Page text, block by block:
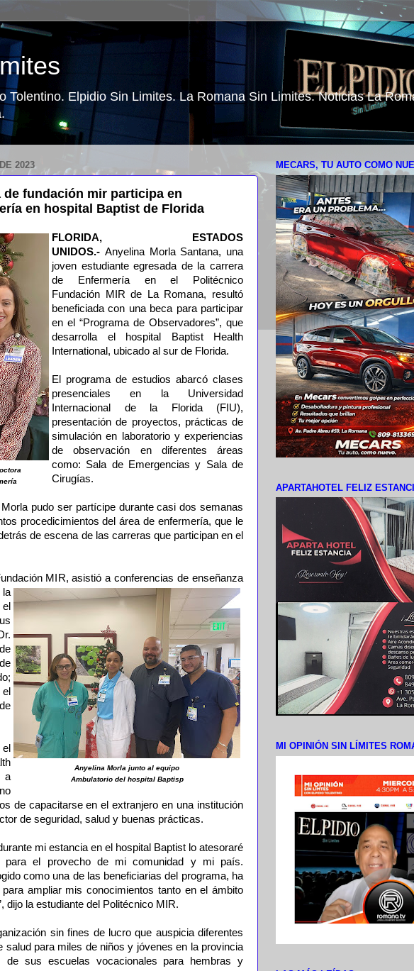
Tolentino. Elpidio Sin Limites. La Romana Sin Limites. Noticias La
2023
de fundación mir participa en
en hospital Baptist de Florida
FLORIDA, ESTADOS
UNIDOS.- Anyelina Morla Santana, una
joven estudiante egresada de la carrera
de Enfermería en el Politécnico
Fundación MIR de La Romana, resultó
beneficiada con una beca para participar
en el “Programa de Observadores”, que
desarrolla el hospital Baptist Health
International, ubicado al sur de Florida.
El programa de estudios abarcó clases
presenciales en la Universidad
Internacional de la Florida (FIU),
presentación de proyectos, prácticas de
simulación en laboratorio y experiencias
de observación en diferentes áreas
como: Sala de Emergencias y Sala de
Cirugías.
pudo ser partícipe durante casi dos semanas
procedicimientos del área de enfermería, que le
de escena de las carreras que participan en el
MIR, asistió a conferencias de
Anyelina Morla junto al equipo
Ambulatorio del hospital Baptisp
enseñanza
la
a
de capacitarse en el extranjero en una institución
de seguridad, salud y buenas prácticas.
mi estancia en el hospital Baptist lo atesoraré
el provecho de mi comunidad y mi país.
como una de las beneficiarias del programa, ha
ampliar mis conocimientos tanto en el ámbito
dijo la estudiante del Politécnico MIR.
sin fines de lucro que auspicia diferentes
salud para miles de niños y jóvenes en la provincia
sus escuelas vocacionales para hembras y
MECARS, TU AUTO COMO
APARTAHOTEL FELIZ
MI OPINIÓN SIN LÍMITES